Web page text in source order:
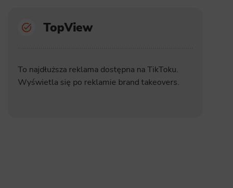
TopView
To najdłuższa reklama dostępna na TikToku.
Wyświetla się po reklamie brand takeovers.